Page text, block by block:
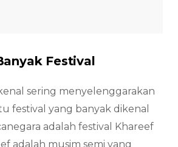
Festival
sering menyelenggarakan
festival yang banyak dikenal
adalah festival Khareef
adalah musim semi yang